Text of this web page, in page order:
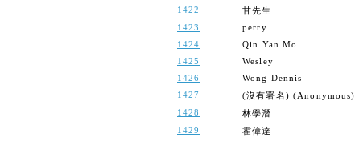
1422
甘先生
1423
perry
1424
Qin Yan Mo
1425
Wesley
1426
Wong Dennis
1427
(沒有署名) (Anonymous)
1428
林學潛
1429
霍偉達